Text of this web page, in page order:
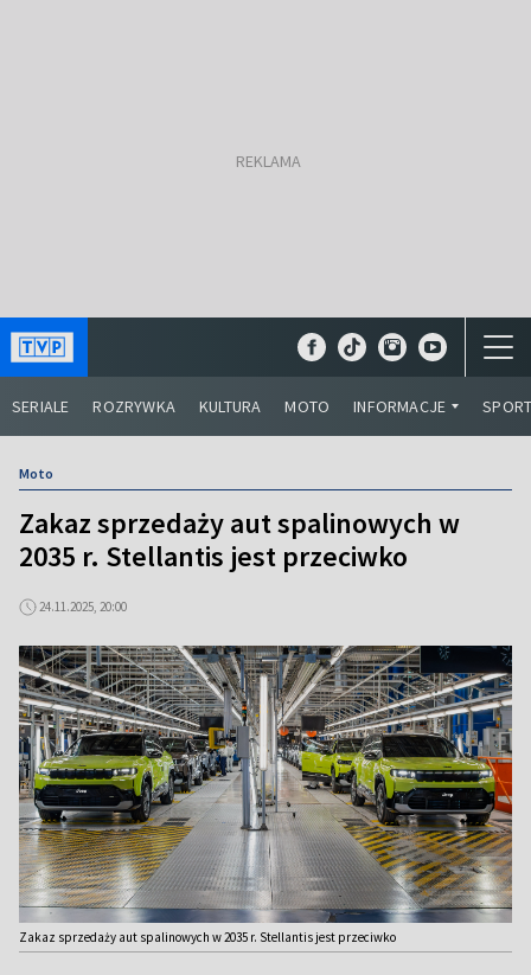
SERIALE ROZRYWKA KULTURA MOTO INFORMACJE
Moto
Zakaz sprzedaży aut spalinowych w
2035 r. Stellantis jest przeciwko
24.11.2025, 20:00
Zakaz sprzedaży aut spalinowych w 2035 r. Stellantis jest przeciwko